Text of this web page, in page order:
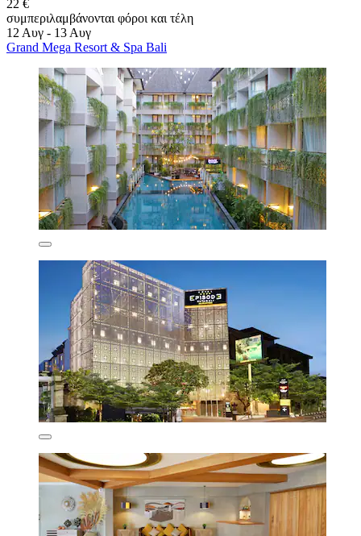
22 €
συμπεριλαμβάνονται φόροι και τέλη
12 Αυγ - 13 Αυγ
Grand Mega Resort & Spa Bali